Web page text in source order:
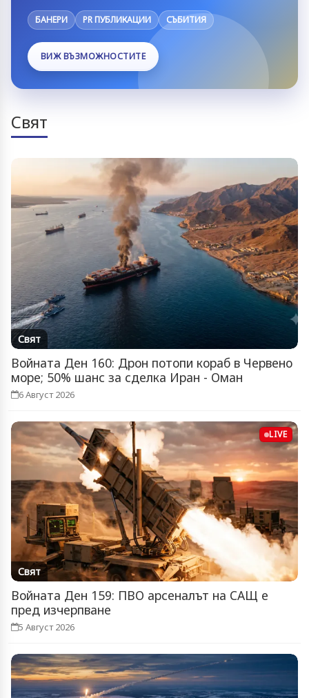
БАНЕРИ PR ПУБЛИКАЦИИ СЪБИТИЯ
ВИЖ ВЪЗМОЖНОСТИТЕ
Свят
Свят
Войната Ден 160: Дрон потопи кораб в Червено
море; 50% шанс за сделка Иран - Оман
6 Август 2026
LIVE
Свят
Войната Ден 159: ПВО арсеналът на САЩ е
пред изчерпване
5 Август 2026